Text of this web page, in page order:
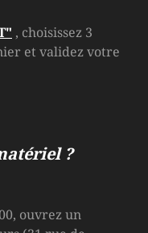
, choisissez 3
et validez votre
?
ouvrez un